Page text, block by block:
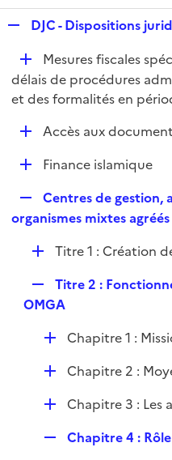
p
l
i
e
r
DJC - Dispositions
D
é
p
Mesures fiscales
délais de procédures
et des formalités en
D
e
r
Accès aux
D
p
l
i
e
r
Finance islamique
e
l
r
Centres de gestion,
organismes mixtes
D
l
i
e
r
Titre 1 : Création
e
l
i
e
r
Titre 2 :
OMGA
DChapitre 1 :
DChapitre 2 :
D
p
Chapitre 3 : Les
Chapitre 4 :